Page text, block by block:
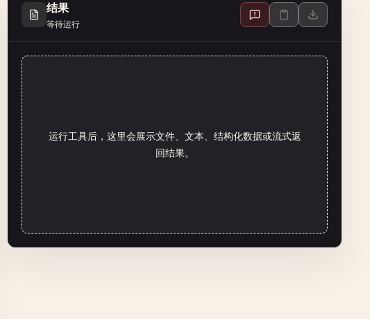
结果
等待运行
运行工具后，这里会展示文件、文本、结构化数据或流式返
回结果。